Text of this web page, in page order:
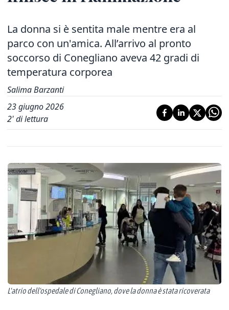
La donna si è sentita male mentre era al
parco con un'amica. All’arrivo al pronto
soccorso di Conegliano aveva 42 gradi di
temperatura corporea
Salima Barzanti
23 giugno 2026
2' di lettura
L'atrio dell'ospedale di Conegliano, dove la donna è stata ricoverata